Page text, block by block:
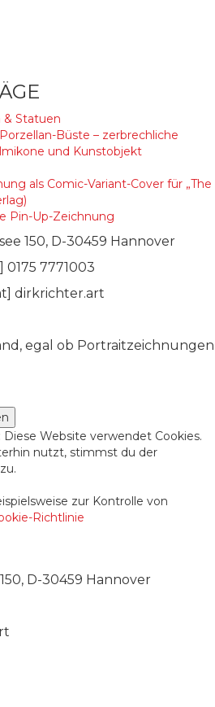
& Statuen
Büste – zerbrechliche
und Kunstobjekt
als Comic-Variant-Cover für „The
Pin-Up-Zeichnung
150, D-30459 Hannover
0175 7771003
dirkrichter.art
egal ob Portraitzeichnungen
Website verwendet Cookies.
nutzt, stimmst du der
zur Kontrolle von
Richtlinie
D-30459 Hannover